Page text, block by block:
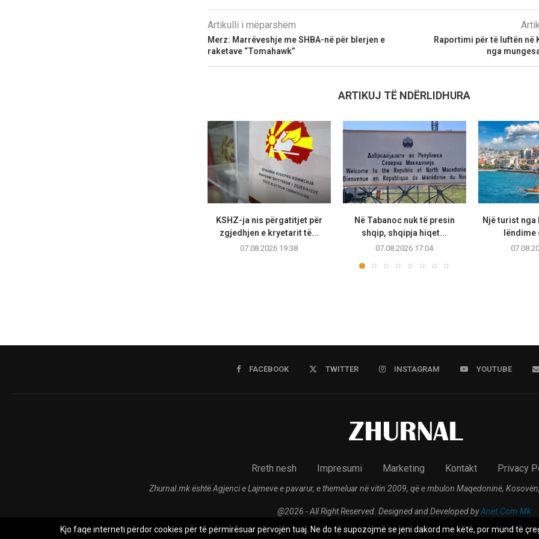
Artikulli i mëparshëm
Merz: Marrëveshje me SHBA-në për blerjen e
raketave “Tomahawk”
Raportimi për të luftën në
nga
ARTIKUJ TË NDËRLIDHURA
KSHZ-ja nis përgatitjet për
zgjedhjen e kryetarit të...
07.08.2026 19:38
Në Tabanoc nuk të presin
shqip, shqipja hiqet...
07.08.2026 17:04
Një turist nga
FACEBOOK TWITTER INSTAGRAM YOUTUBE
Rreth nesh Impresumi Marketing Kontakt Privacy
Zhurnal.mk është Agjenci e Lajmeve e pavarur, e themeluar në vitin 2009, që e mbulon Maqedoninë,
@2026 - All Right Reserved. Designed and Developed byAnet.Com.Mk
Kjo faqe interneti përdor cookies për të përmirësuar përvojën tuaj. Ne do të supozojmë se jeni dakord me këtë, por mund të